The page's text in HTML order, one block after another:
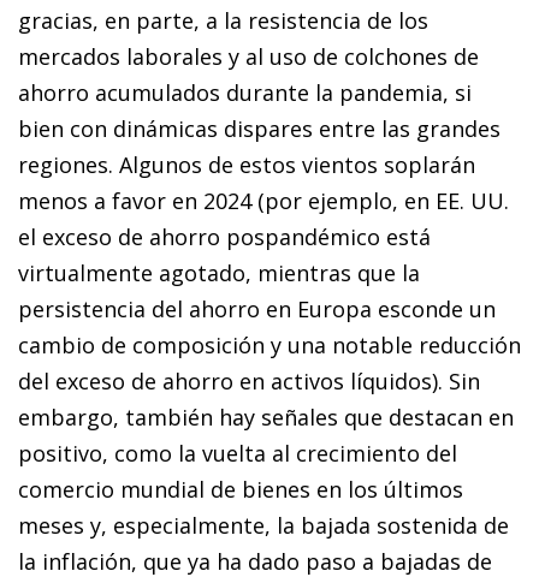
gracias, en parte, a la resistencia de los
mercados laborales y al uso de colchones de
ahorro acumulados durante la pandemia, si
bien con dinámicas dispares entre las grandes
regiones. Algunos de estos vientos soplarán
menos a favor en 2024 (por ejemplo, en EE. UU.
el exceso de ahorro pospandémico está
virtualmente agotado, mientras que la
persistencia del ahorro en Europa esconde un
cambio de composición y una notable reducción
del exceso de ahorro en activos líquidos). Sin
embargo, también hay señales que destacan en
positivo, como la vuelta al crecimiento del
comercio mundial de bienes en los últimos
meses y, especialmente, la bajada sostenida de
la inflación, que ya ha dado paso a bajadas de